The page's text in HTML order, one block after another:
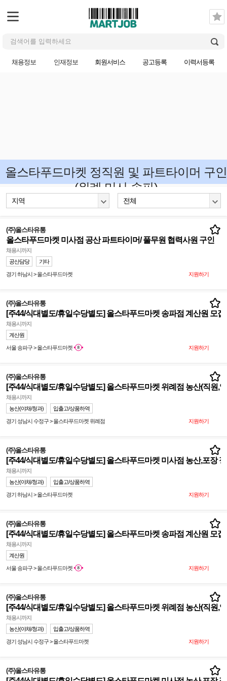
채용정보 인재정보 회원서비스 공고등록 이력서등록
올스타푸드마켓 정직원 및 파트타이머 구인
(위례,미사,송파)
(주)올스타유통
올스타푸드마켓 미사점 공산 파트타이머/ 풀무원 협력사원 구인
채용시까지
공산담당
기타
경기 하남시 > 올스타푸드마켓 지원하기
(주)올스타유통
[주44/식대별도/휴일수당별도] 올스타푸드마켓 송파점 계산원 모집
채용시까지
계산원
서울 송파구 > 올스타푸드마켓 지원하기
(주)올스타유통
[주44/식대별도/휴일수당별도] 올스타푸드마켓 위례점 농산(직원,
채용시까지
농산(야채/청과)
입출고/상품하역
경기 성남시 수정구 > 올스타푸드마켓 위례점 지원하기
(주)올스타유통
[주44/식대별도/휴일수당별도] 올스타푸드마켓 미사점 농산,포장
채용시까지
농산(야채/청과)
입출고/상품하역
경기 하남시 > 올스타푸드마켓 지원하기
(주)올스타유통
[주44/식대별도/휴일수당별도] 올스타푸드마켓 송파점 계산원 모집
채용시까지
계산원
서울 송파구 > 올스타푸드마켓 지원하기
(주)올스타유통
[주44/식대별도/휴일수당별도] 올스타푸드마켓 위례점 농산(직원,
채용시까지
농산(야채/청과)
입출고/상품하역
경기 성남시 수정구 > 올스타푸드마켓 지원하기
(주)올스타유통